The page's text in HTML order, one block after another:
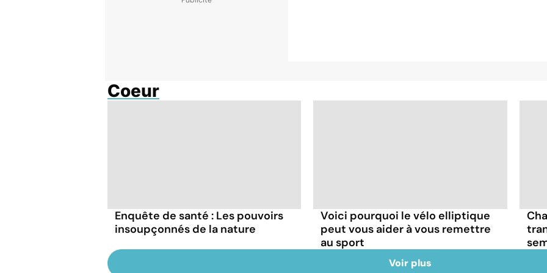
Coeur
Enquête de santé : Les pouvoirs
insoupçonnés de la nature
Voici pourquoi le vélo elliptique
peut vous aider à vous remettre
au sport
Voir plus